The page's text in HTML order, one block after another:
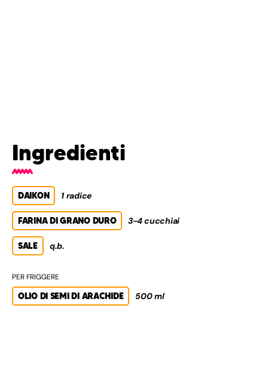
Ingredienti
DAIKON 1 radice
FARINA DI GRANO DURO 3-4 cucchiai
SALE q.b.
PER FRIGGERE
OLIO DI SEMI DI ARACHIDE 500 ml